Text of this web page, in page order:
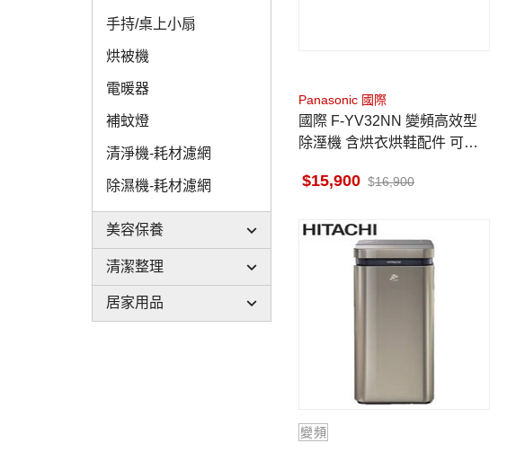
手持/桌上小扇
烘被機
電暖器
補蚊燈
清淨機-耗材濾網
除濕機-耗材濾網
美容保養
清潔整理
居家用品
Panasonic 國際
國際 F-YV32NN 變頻高效型
除溼機 含烘衣烘鞋配件 可另
15,900 16,900
變頻